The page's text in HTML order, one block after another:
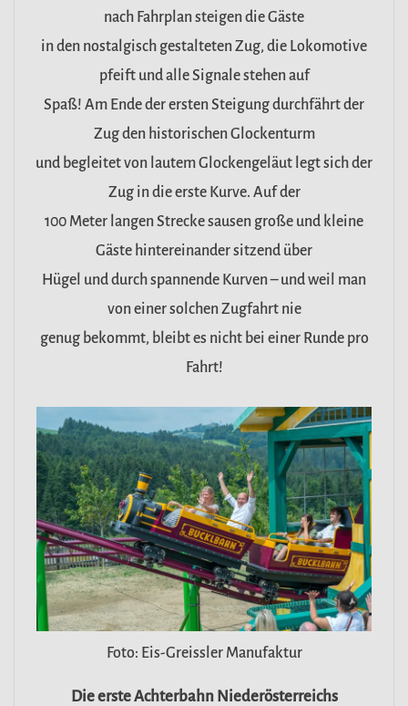
nach Fahrplan steigen die Gäste
in den nostalgisch gestalteten Zug, die Lokomotive
pfeift und alle Signale stehen auf
Spaß! Am Ende der ersten Steigung durchfährt der
Zug den historischen Glockenturm
und begleitet von lautem Glockengeläut legt sich der
Zug in die erste Kurve. Auf der
100 Meter langen Strecke sausen große und kleine
Gäste hintereinander sitzend über
Hügel und durch spannende Kurven – und weil man
von einer solchen Zugfahrt nie
genug bekommt, bleibt es nicht bei einer Runde pro
Fahrt!
Foto: Eis-Greissler Manufaktur
Die erste Achterbahn Niederösterreichs